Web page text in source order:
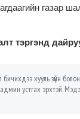
газар
тэргэнд
хууль зүйн
админ устгах эрхтэй.